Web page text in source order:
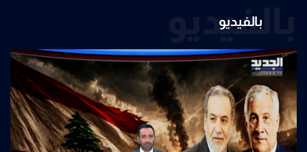
بالفيديو
بالفيديو